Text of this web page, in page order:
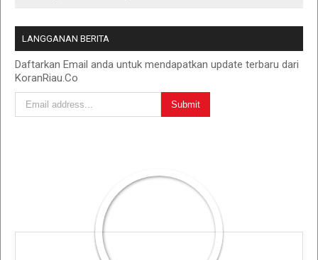
LANGGANAN BERITA
Daftarkan Email anda untuk mendapatkan update terbaru dari
KoranRiau.Co